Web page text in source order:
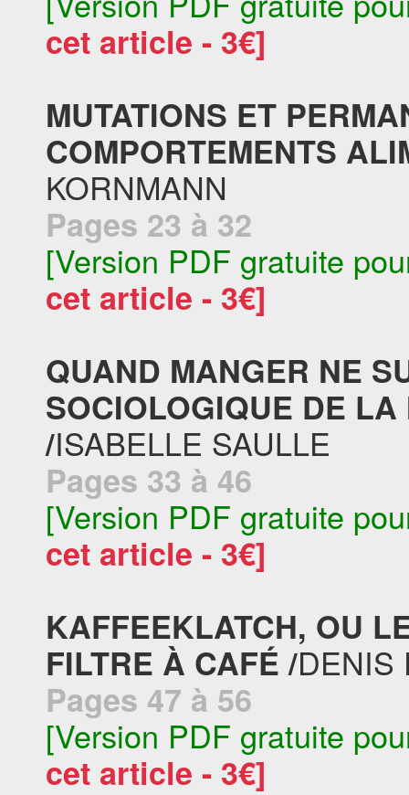
cet article - 3€]
MUTATIONS ET
COMPORTEMENTS
KORNMANN
Pages 23 à 32
[Version PDF gratuite
cet article - 3€]
QUAND MANGER NE
SOCIOLOGIQUE DE
/ISABELLE SAULLE
Pages 33 à 46
[Version PDF gratuite
cet article - 3€]
KAFFEEKLATCH, OU
FILTRE À CAFÉ /DENIS
Pages 47 à 56
[Version PDF gratuite
cet article - 3€]